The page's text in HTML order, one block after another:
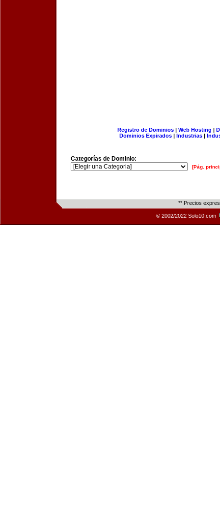
Registro de Dominios| Web Hosting |
Dominios Expirados | Industrias |
Categorías de Dominio:
[Pág.
** Precios
© 2002/2022 Solo10.com